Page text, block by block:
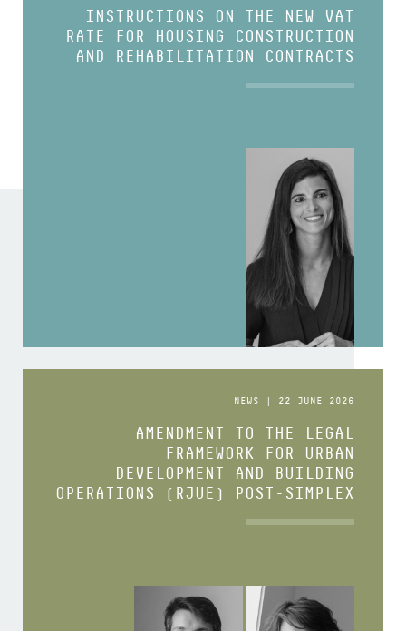
INSTRUCTIONS ON THE NEW VAT
RATE FOR HOUSING CONSTRUCTION
AND REHABILITATION CONTRACTS
NEWS | 22 JUNE 2026
AMENDMENT TO THE LEGAL
FRAMEWORK FOR URBAN
DEVELOPMENT AND BUILDING
OPERATIONS (RJUE) POST-SIMPLEX